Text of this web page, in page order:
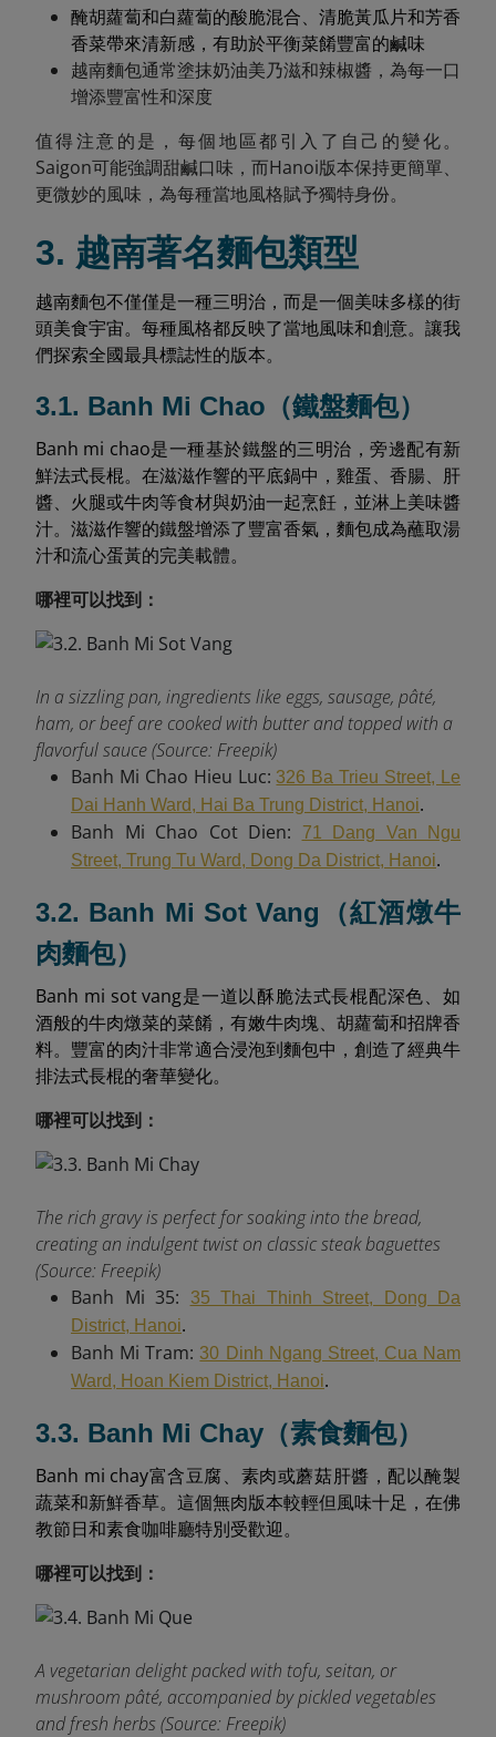
醃胡蘿蔔和白蘿蔔的酸脆混合、清脆黃瓜片和芳香
香菜帶來清新感，有助於平衡菜餚豐富的鹹味
越南麵包通常塗抹奶油美乃滋和辣椒醬，為每一口
增添豐富性和深度
值得注意的是，每個地區都引入了自己的變化。
Saigon可能強調甜鹹口味，而Hanoi版本保持更簡單、
更微妙的風味，為每種當地風格賦予獨特身份。
3. 越南著名麵包類型
越南麵包不僅僅是一種三明治，而是一個美味多樣的街
頭美食宇宙。每種風格都反映了當地風味和創意。讓我
們探索全國最具標誌性的版本。
3.1. Banh Mi Chao（鐵盤麵包）
Banh mi chao是一種基於鐵盤的三明治，旁邊配有新
鮮法式長棍。在滋滋作響的平底鍋中，雞蛋、香腸、肝
醬、火腿或牛肉等食材與奶油一起烹飪，並淋上美味醬
汁。滋滋作響的鐵盤增添了豐富香氣，麵包成為蘸取湯
汁和流心蛋黃的完美載體。
哪裡可以找到：
In a sizzling pan, ingredients like eggs, sausage, pâté,
ham, or beef are cooked with butter and topped with a
flavorful sauce (Source: Freepik)
Banh Mi Chao Hieu Luc:326 Ba Trieu Street, Le
Dai Hanh Ward, Hai Ba Trung District, Hanoi.
Banh Mi Chao Cot Dien:
71 Dang Van Ngu
Street, Trung Tu Ward, Dong Da District, Hanoi.
3.2. Banh Mi Sot Vang（紅酒燉牛
肉麵包）
Banh mi sot vang是一道以酥脆法式長棍配深色、如
酒般的牛肉燉菜的菜餚，有嫩牛肉塊、胡蘿蔔和招牌香
料。豐富的肉汁非常適合浸泡到麵包中，創造了經典牛
排法式長棍的奢華變化。
哪裡可以找到：
The rich gravy is perfect for soaking into the bread,
creating an indulgent twist on classic steak baguettes
(Source: Freepik)
Banh Mi 35:
35 Thai Thinh Street, Dong Da
District, Hanoi.
Banh Mi Tram:30 Dinh Ngang Street, Cua Nam
Ward, Hoan Kiem District, Hanoi.
3.3. Banh Mi Chay（素食麵包）
Banh mi chay富含豆腐、素肉或蘑菇肝醬，配以醃製
蔬菜和新鮮香草。這個無肉版本較輕但風味十足，在佛
教節日和素食咖啡廳特別受歡迎。
哪裡可以找到：
A vegetarian delight packed with tofu, seitan, or
mushroom pâté, accompanied by pickled vegetables
and fresh herbs (Source: Freepik)